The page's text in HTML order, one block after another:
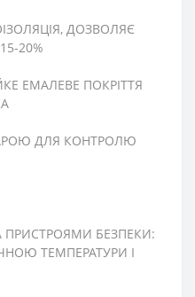
ДОЗВОЛЯЄ
20%
ЕМАЛЕВЕ ПОКРІТТЯ
ДЛЯ КОНТРОЛЮ
ПРИСТРОЯМИ БЕЗПЕКИ:
ТЕМПЕРАТУРИ І